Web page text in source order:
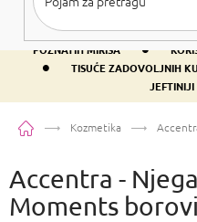
BESPLATNA DOSTAVA IZNAD
POZNATIH MIRISA
•
• TISUĆE ZADOVOLJNIH
JEFTINIJI
PočetnaKozmetika
Accentra -
Moments